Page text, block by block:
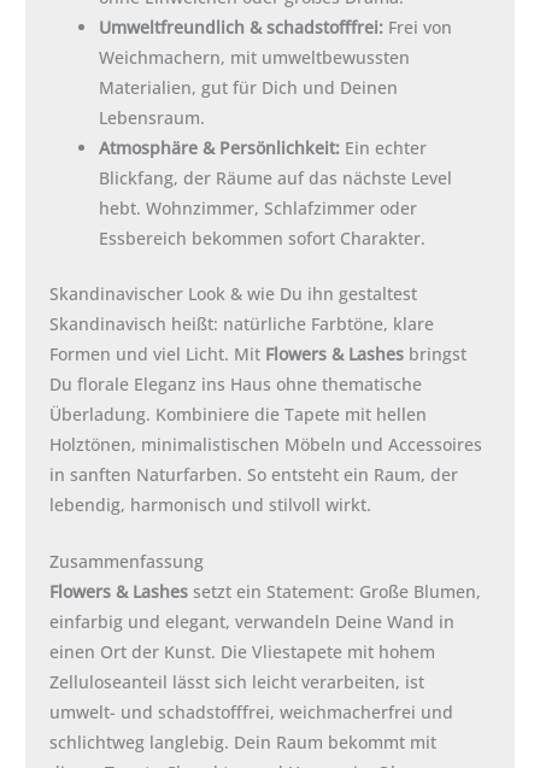
Umweltfreundlich & schadstofffrei: Frei von
Weichmachern, mit umweltbewussten
Materialien, gut für Dich und Deinen
Lebensraum.
Atmosphäre & Persönlichkeit: Ein echter
Blickfang, der Räume auf das nächste Level
hebt. Wohnzimmer, Schlafzimmer oder
Essbereich bekommen sofort Charakter.
Skandinavischer Look & wie Du ihn gestaltest
Skandinavisch heißt: natürliche Farbtöne, klare
Formen und viel Licht. Mit Flowers & Lashes bringst
Du florale Eleganz ins Haus ohne thematische
Überladung. Kombiniere die Tapete mit hellen
Holztönen, minimalistischen Möbeln und Accessoires
in sanften Naturfarben. So entsteht ein Raum, der
lebendig, harmonisch und stilvoll wirkt.
Zusammenfassung
Flowers & Lashes setzt ein Statement: Große Blumen,
einfarbig und elegant, verwandeln Deine Wand in
einen Ort der Kunst. Die Vliestapete mit hohem
Zelluloseanteil lässt sich leicht verarbeiten, ist
umwelt- und schadstofffrei, weichmacherfrei und
schlichtweg langlebig. Dein Raum bekommt mit